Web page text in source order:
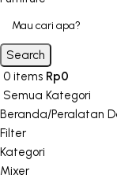
Search
0 items Rp0
Semua Kategori
Beranda Peralatan
Filter
Kategori
Mixer